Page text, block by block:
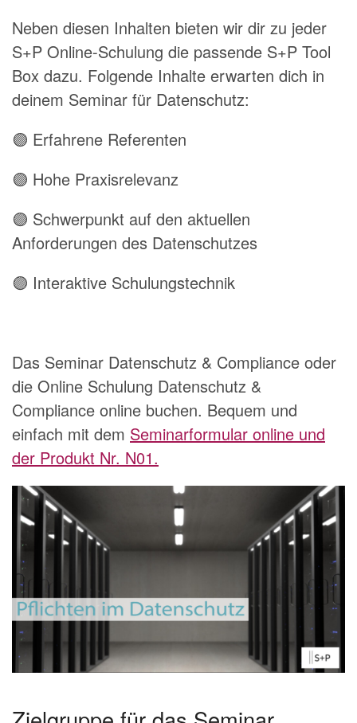
Neben diesen Inhalten bieten wir dir zu jeder
S+P Online-Schulung die passende S+P Tool
Box dazu. Folgende Inhalte erwarten dich in
deinem Seminar für Datenschutz:
🟣 Erfahrene Referenten
🟣 Hohe Praxisrelevanz
🟣 Schwerpunkt auf den aktuellen
Anforderungen des Datenschutzes
🟣 Interaktive Schulungstechnik
Das Seminar Datenschutz & Compliance oder
die Online Schulung Datenschutz &
Compliance online buchen. Bequem und
einfach mit dem Seminarformular online und
der Produkt Nr. N01.